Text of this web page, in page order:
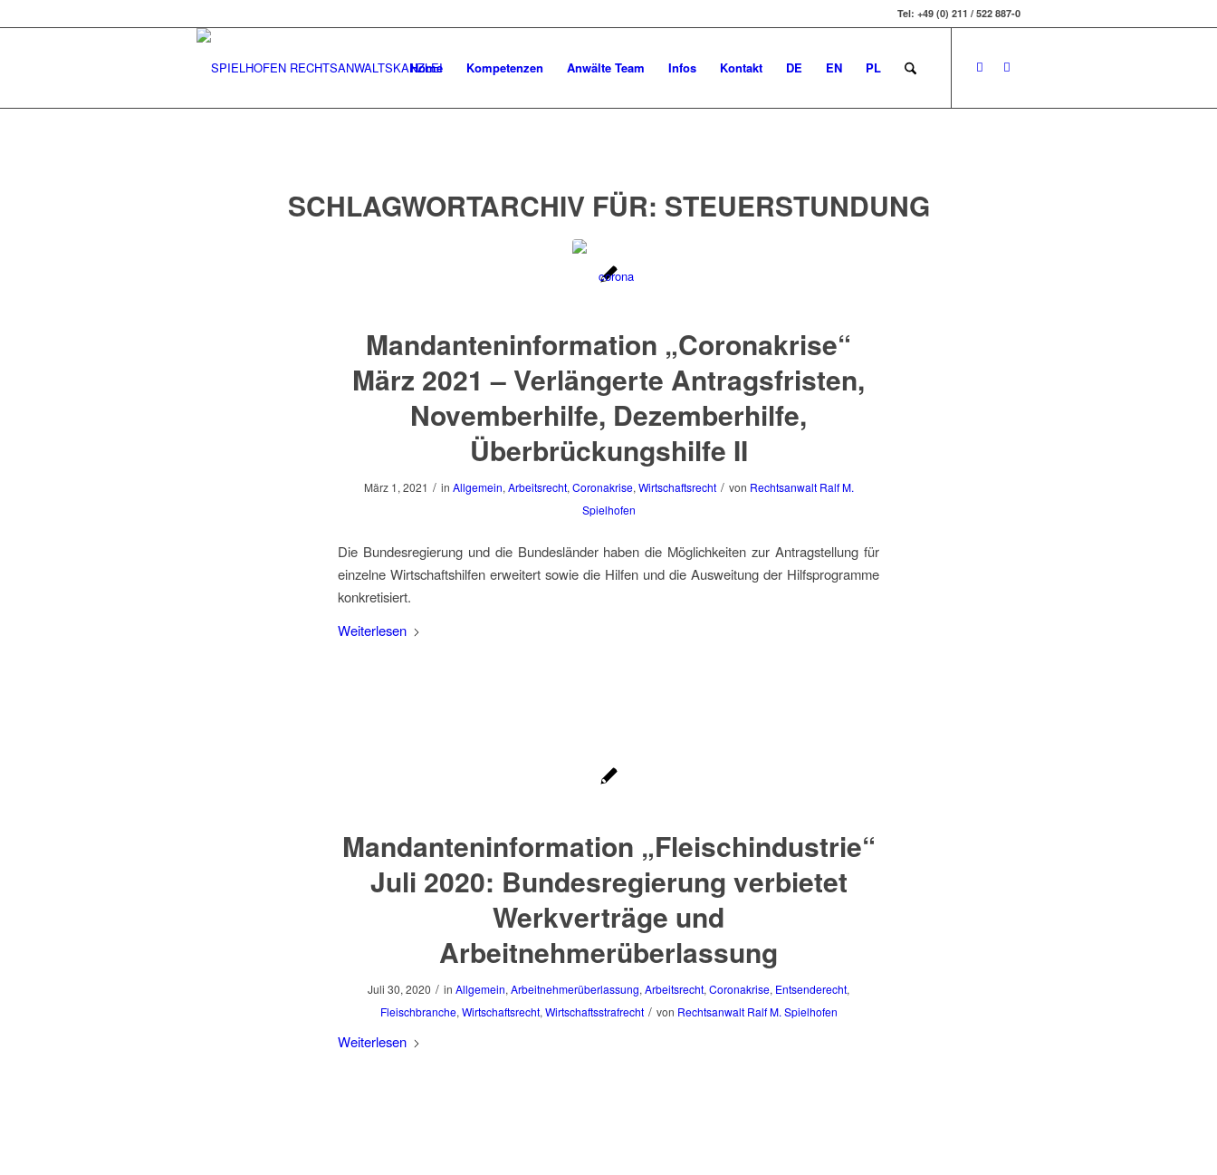
Tel: +49 (0) 211 / 522 887-0
Home Kompetenzen Anwälte Team Infos Kontakt DE EN PL
SCHLAGWORTARCHIV FÜR: STEUERSTUNDUNG
Mandanteninformation „Coronakrise“
März 2021 – Verlängerte Antragsfristen,
Novemberhilfe, Dezemberhilfe,
Überbrückungshilfe II
März 1, 2021 / in Allgemein, Arbeitsrecht, Coronakrise, Wirtschaftsrecht / von Rechtsanwalt Ralf M.
Spielhofen
Die Bundesregierung und die Bundesländer haben die Möglichkeiten zur Antragstellung für
einzelne Wirtschaftshilfen erweitert sowie die Hilfen und die Ausweitung der Hilfsprogramme
konkretisiert.
Weiterlesen
Mandanteninformation „Fleischindustrie“
Juli 2020: Bundesregierung verbietet
Werkverträge und
Arbeitnehmerüberlassung
Juli 30, 2020 / in Allgemein,Arbeitnehmerüberlassung,Arbeitsrecht,Coronakrise, Entsenderecht,
Fleischbranche,Wirtschaftsrecht,Wirtschaftsstrafrecht / von Rechtsanwalt Ralf M. Spielhofen
Weiterlesen